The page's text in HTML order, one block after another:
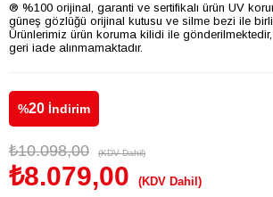
® %100 orijinal, garanti ve sertifikalı ürün UV
güneş gözlüğü orijinal kutusu ve silme bezi ile
Ürünlerimiz ürün koruma kilidi ile
geri iade alınmamaktadır.
%20 İndirim
₺10.098,00 (KDV Dahil)
₺8.079,00 (KDV Dahil)